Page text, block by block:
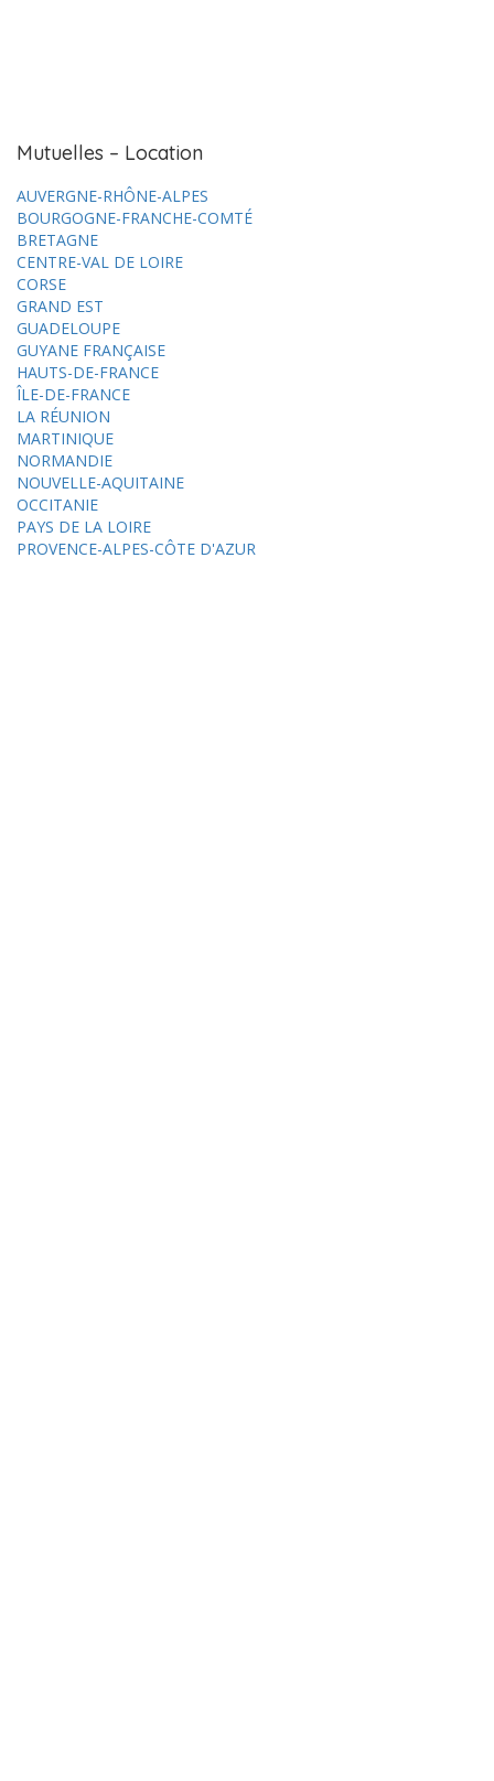
Mutuelles – Location
AUVERGNE-RHÔNE-ALPES
BOURGOGNE-FRANCHE-COMTÉ
BRETAGNE
CENTRE-VAL DE LOIRE
CORSE
GRAND EST
GUADELOUPE
GUYANE FRANÇAISE
HAUTS-DE-FRANCE
ÎLE-DE-FRANCE
LA RÉUNION
MARTINIQUE
NORMANDIE
NOUVELLE-AQUITAINE
OCCITANIE
PAYS DE LA LOIRE
PROVENCE-ALPES-CÔTE D'AZUR